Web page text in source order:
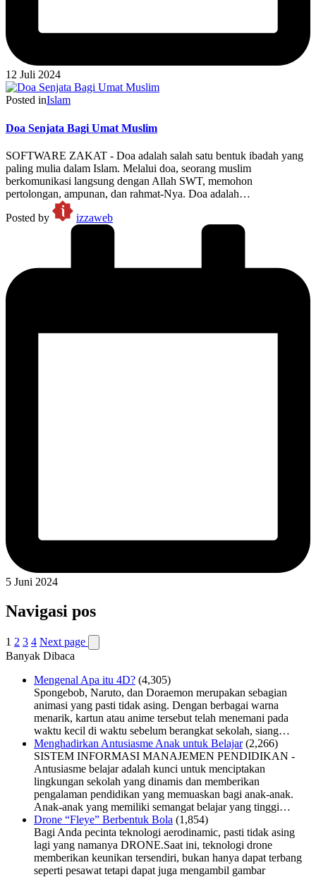
12 Juli 2024
Posted inIslam
Doa Senjata Bagi Umat Muslim
SOFTWARE ZAKAT - Doa adalah salah satu bentuk ibadah yang
paling mulia dalam Islam. Melalui doa, seorang muslim
berkomunikasi langsung dengan Allah SWT, memohon
pertolongan, ampunan, dan rahmat-Nya. Doa adalah…
Posted by
izzaweb
5 Juni 2024
Navigasi pos
1 2 3 4 Next page
Banyak Dibaca
Mengenal Apa itu 4D? (4,305)
Spongebob, Naruto, dan Doraemon merupakan sebagian
animasi yang pasti tidak asing. Dengan berbagai warna
menarik, kartun atau anime tersebut telah menemani pada
waktu kecil di waktu sebelum berangkat sekolah, siang…
Menghadirkan Antusiasme Anak untuk Belajar (2,266)
SISTEM INFORMASI MANAJEMEN PENDIDIKAN -
Antusiasme belajar adalah kunci untuk menciptakan
lingkungan sekolah yang dinamis dan memberikan
pengalaman pendidikan yang memuaskan bagi anak-anak.
Anak-anak yang memiliki semangat belajar yang tinggi…
Drone “Fleye” Berbentuk Bola (1,854)
Bagi Anda pecinta teknologi aerodinamic, pasti tidak asing
lagi yang namanya DRONE.Saat ini, teknologi drone
memberikan keunikan tersendiri, bukan hanya dapat terbang
seperti pesawat tetapi dapat juga mengambil gambar